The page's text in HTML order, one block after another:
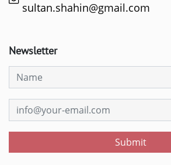
sultan.shahin@gmail.com
Newsletter
Submit